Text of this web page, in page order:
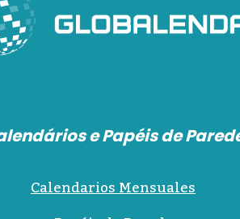
e Papéis de
Calendarios Mensuales